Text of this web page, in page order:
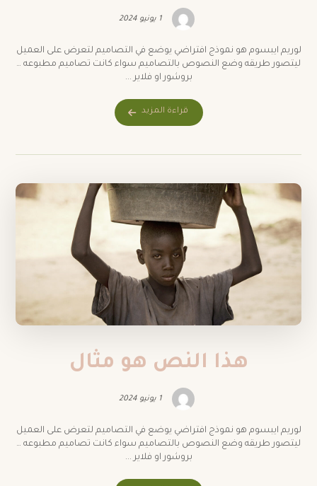
1 يونيو 2024
لوريم ايبسوم هو نموذج افتراضي يوضع في التصاميم لتعرض على العميل
ليتصور طريقه وضع النصوص بالتصاميم سواء كانت تصاميم مطبوعه …
بروشور او فلاير ...
قراءة المزيد
هذا النص هو مثال
1 يونيو 2024
لوريم ايبسوم هو نموذج افتراضي يوضع في التصاميم لتعرض على العميل
ليتصور طريقه وضع النصوص بالتصاميم سواء كانت تصاميم مطبوعه …
بروشور او فلاير ...